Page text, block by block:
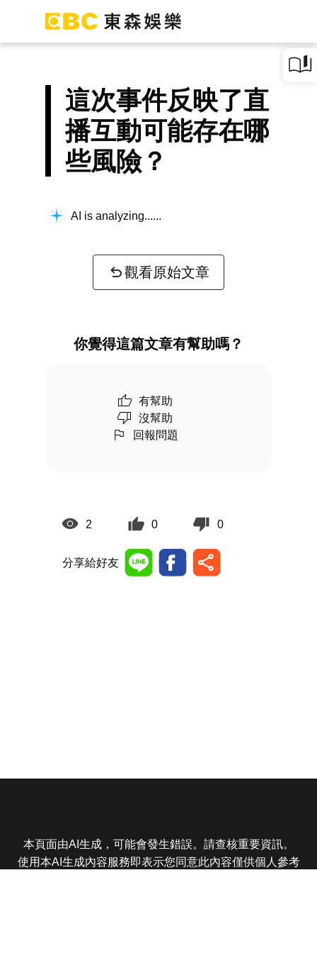
這次事件反映了直
播互動可能存在哪
些風險？
AI is analyzing...
觀看原始文章
你覺得這篇文章有幫助嗎？
有幫助
沒幫助
回報問題
2 0 0
分享給好友
本頁面由AI生成，可能會發生錯誤。請查核重要資訊。
使用本AI生成內容服務即表示您同意此內容僅供個人參考